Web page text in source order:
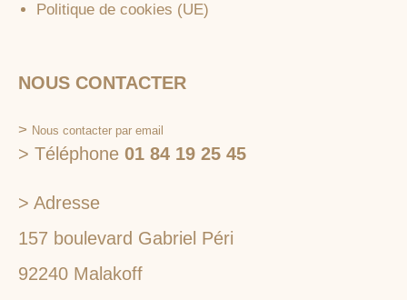
Politique de cookies (UE)
NOUS CONTACTER
> Nous contacter par email
> Téléphone 01 84 19 25 45
> Adresse
157 boulevard Gabriel Péri
92240 Malakoff